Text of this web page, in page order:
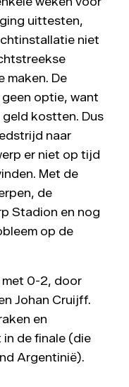
uittesten,
niet
maken. De
optie, want
kostten. Dus
naar
er niet op tijd
Met de
de
Stadion en nog
op de
met 0-2, door
Johan Cruijff.
en
de finale (die
Argentinië).